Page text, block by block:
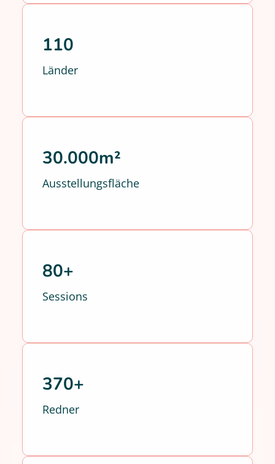
110
Länder
30.000m²
Ausstellungsfläche
80+
Sessions
370+
Redner